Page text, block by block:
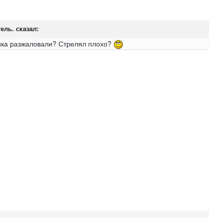
сказал:
разжаловали? Стрелял плохо?